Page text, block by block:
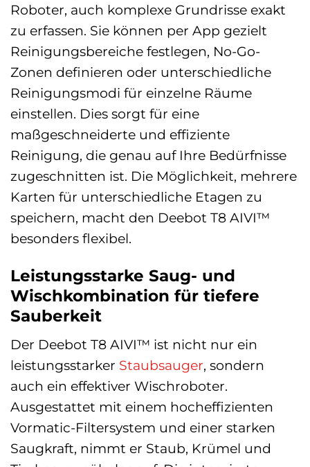
Roboter, auch komplexe Grundrisse exakt
zu erfassen. Sie können per App gezielt
Reinigungsbereiche festlegen, No-Go-
Zonen definieren oder unterschiedliche
Reinigungsmodi für einzelne Räume
einstellen. Dies sorgt für eine
maßgeschneiderte und effiziente
Reinigung, die genau auf Ihre Bedürfnisse
zugeschnitten ist. Die Möglichkeit, mehrere
Karten für unterschiedliche Etagen zu
speichern, macht den Deebot T8 AIVI™
besonders flexibel.
Leistungsstarke Saug- und
Wischkombination für tiefere
Sauberkeit
Der Deebot T8 AIVI™ ist nicht nur ein
leistungsstarker Staubsauger, sondern
auch ein effektiver Wischroboter.
Ausgestattet mit einem hocheffizienten
Vormatic-Filtersystem und einer starken
Saugkraft, nimmt er Staub, Krümel und